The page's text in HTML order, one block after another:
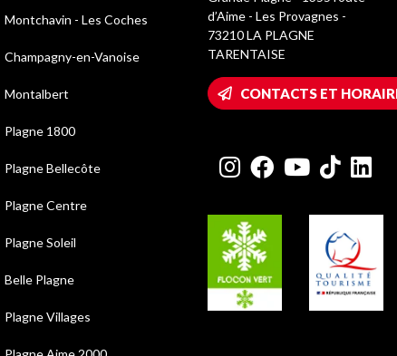
Montchavin - Les Coches
Champagny-en-Vanoise
Montalbert
Plagne 1800
Plagne Bellecôte
Plagne Centre
Plagne Soleil
Belle Plagne
Plagne Villages
d’Aime - Les Provagnes -
73210 LA PLAGNE
TARENTAISE
CONTACTS ET